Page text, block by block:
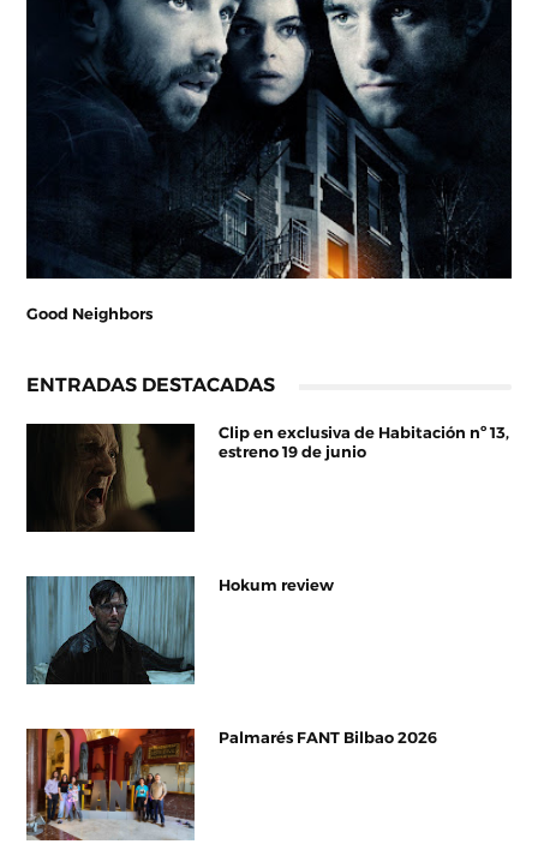
Good Neighbors
ENTRADAS DESTACADAS
Clip en exclusiva de Habitación nº 13,
estreno 19 de junio
Hokum review
Palmarés FANT Bilbao 2026